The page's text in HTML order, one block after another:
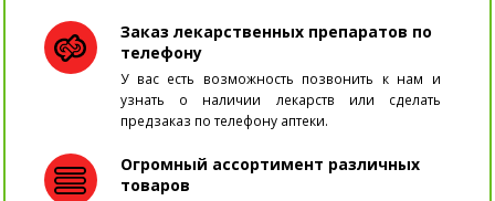
Заказ лекарственных препаратов по
телефону
У вас есть возможность позвонить к нам и
узнать о наличии лекарств или сделать
предзаказ по телефону аптеки.
Огромный ассортимент различных
товаров